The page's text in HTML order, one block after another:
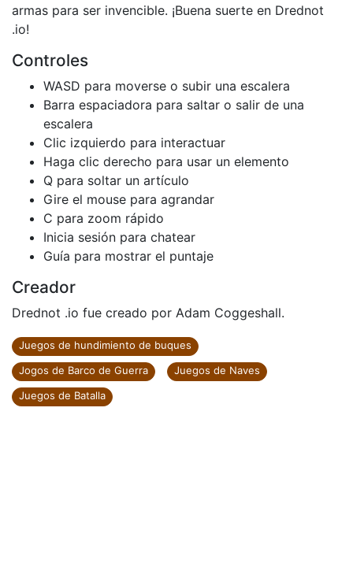
armas para ser invencible. ¡Buena suerte en Drednot
.io!
Controles
WASD para moverse o subir una escalera
Barra espaciadora para saltar o salir de una
escalera
Clic izquierdo para interactuar
Haga clic derecho para usar un elemento
Q para soltar un artículo
Gire el mouse para agrandar
C para zoom rápido
Inicia sesión para chatear
Guía para mostrar el puntaje
Creador
Drednot .io fue creado por Adam Coggeshall.
Juegos de hundimiento de buques
Jogos de Barco de Guerra
Juegos de Naves
Juegos de Batalla